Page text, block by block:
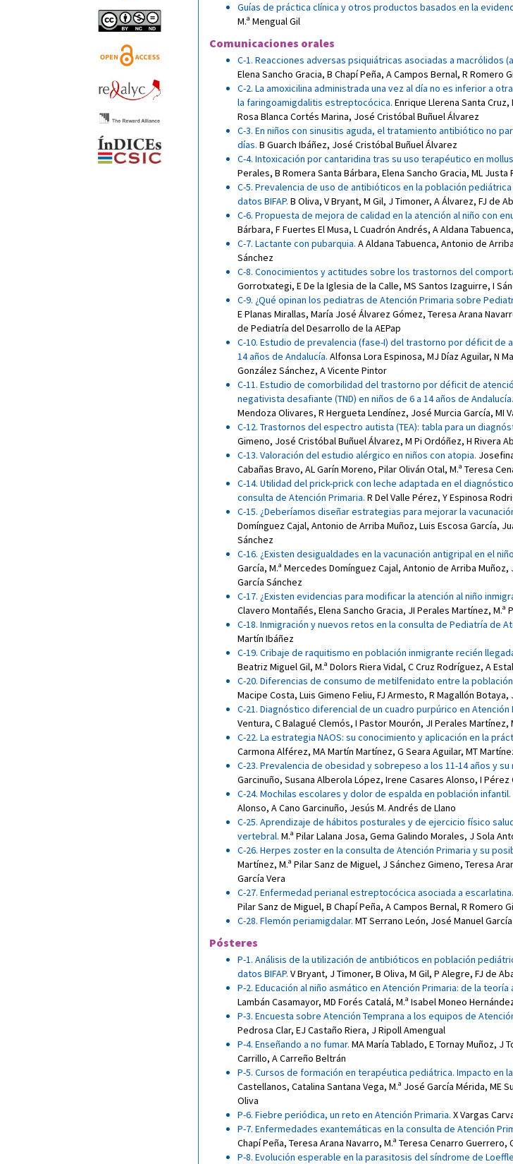
Guías de práctica clínica y otros productos basados en la
M.ª Mengual Gil
Comunicaciones orales
C-1. Reacciones adversas psiquiátricas asociadas a macrólidos
Elena Sancho Gracia, B Chapí Peña, A Campos Bernal, R Romero
C-2. La amoxicilina administrada una vez al día no es inferior a
la faringoamigdalitis estreptocócica. Enrique Llerena Santa Cruz,
Rosa Blanca Cortés Marina, José Cristóbal Buñuel Álvarez
C-3. En niños con sinusitis aguda, el tratamiento antibiótico no
días. B Guarch Ibáñez, José Cristóbal Buñuel Álvarez
C-4. Intoxicación por cantaridina tras su uso terapéutico en
Perales, B Romera Santa Bárbara, Elena Sancho Gracia, ML Justa
C-5. Prevalencia de uso de antibióticos en la población
datos BIFAP. B Oliva, V Bryant, M Gil, J Timoner, A Álvarez, FJ de
C-6. Propuesta de mejora de calidad en la atención al niño con
Bárbara, F Fuertes El Musa, L Cuadrón Andrés, A Aldana Tabuenca,
C-7. Lactante con pubarquia. A Aldana Tabuenca, Antonio de
Sánchez
C-8. Conocimientos y actitudes sobre los trastornos del
Gorrotxategi, E De la Iglesia de la Calle, MS Santos Izaguirre, I
C-9. ¿Qué opinan los pediatras de Atención Primaria sobre
E Planas Mirallas, María José Álvarez Gómez, Teresa Arana
de Pediatría del Desarrollo de la AEPap
C-10. Estudio de prevalencia (fase-I) del trastorno por déficit de
14 años de Andalucía. Alfonsa Lora Espinosa, MJ Díaz Aguilar, N
González Sánchez, A Vicente Pintor
C-11. Estudio de comorbilidad del trastorno por déficit de
negativista desafiante (TND) en niños de 6 a 14 años de Andalucía.
Mendoza Olivares, R Hergueta Lendínez, José Murcia García, MI
C-12. Trastornos del espectro autista (TEA): tabla para un
Gimeno, José Cristóbal Buñuel Álvarez, M Pi Ordóñez, H Rivera
C-13. Valoración del estudio alérgico en niños con atopia.
Cabañas Bravo, AL Garín Moreno, Pilar Oliván Otal, M.ª Teresa
C-14. Utilidad del prick-prick con leche adaptada en el
consulta de Atención Primaria. R Del Valle Pérez, Y Espinosa
C-15. ¿Deberíamos diseñar estrategias para mejorar la
Domínguez Cajal, Antonio de Arriba Muñoz, Luis Escosa García,
Sánchez
C-16. ¿Existen desigualdades en la vacunación antigripal en el
García, M.ª Mercedes Domínguez Cajal, Antonio de Arriba Muñoz,
García Sánchez
C-17. ¿Existen evidencias para modificar la atención al niño
Clavero Montañés, Elena Sancho Gracia, JI Perales Martínez, M.ª
C-18. Inmigración y nuevos retos en la consulta de Pediatría de
Martín Ibáñez
C-19. Cribaje de raquitismo en población inmigrante recién
Beatriz Miguel Gil, M.ª Dolors Riera Vidal, C Cruz Rodríguez, A
C-20. Diferencias de consumo de metilfenidato entre la
Macipe Costa, Luis Gimeno Feliu, FJ Armesto, R Magallón Botaya,
C-21. Diagnóstico diferencial de un cuadro purpúrico en Atención
Ventura, C Balagué Clemós, I Pastor Mourón, JI Perales Martínez,
C-22. La estrategia NAOS: su conocimiento y aplicación en la
Carmona Alférez, MA Martín Martínez, G Seara Aguilar, MT
C-23. Prevalencia de obesidad y sobrepeso a los 11-14 años y
Garcinuño, Susana Alberola López, Irene Casares Alonso, I Pérez
C-24. Mochilas escolares y dolor de espalda en población infantil.
Alonso, A Cano Garcinuño, Jesús M. Andrés de Llano
C-25. Aprendizaje de hábitos posturales y de ejercicio físico
vertebral. M.ª Pilar Lalana Josa, Gema Galindo Morales, J Sola
C-26. Herpes zoster en la consulta de Atención Primaria y su
Martínez, M.ª Pilar Sanz de Miguel, J Sánchez Gimeno, Teresa
García Vera
C-27. Enfermedad perianal estreptocócica asociada a
Pilar Sanz de Miguel, B Chapí Peña, A Campos Bernal, R Romero
C-28. Flemón periamigdalar. MT Serrano León, José Manuel
Pósteres
P-1. Análisis de la utilización de antibióticos en población
datos BIFAP. V Bryant, J Timoner, B Oliva, M Gil, P Alegre, FJ de
P-2. Educación al niño asmático en Atención Primaria: de la teoría
Lambán Casamayor, MD Forés Catalá, M.ª Isabel Moneo
P-3. Encuesta sobre Atención Temprana a los equipos de
Pedrosa Clar, EJ Castaño Riera, J Ripoll Amengual
P-4. Enseñando a no fumar. MA María Tablado, E Tornay Muñoz, J
Carrillo, A Carreño Beltrán
P-5. Cursos de formación en terapéutica pediátrica. Impacto en
Castellanos, Catalina Santana Vega, M.ª José García Mérida, ME
Oliva
P-6. Fiebre periódica, un reto en Atención Primaria. X Vargas
P-7. Enfermedades exantemáticas en la consulta de Atención
Chapí Peña, Teresa Arana Navarro, M.ª Teresa Cenarro Guerrero,
P-8. Evolución esperable en la parasitosis del síndrome de